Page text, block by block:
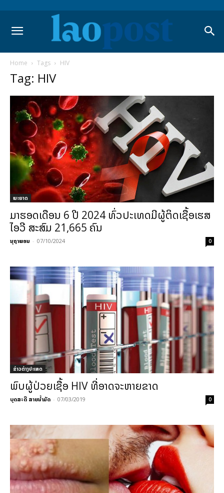
Home Tags HIV
Tag: HIV
ພະຍາດ
ມາຮອດເດືອນ 6 ປີ 2024 ທົ່ວປະເທດມີຜູ້ຕິດເຊື້ອເຮສ
ໄອວີ ສະສົມ 21,665 ຄົນ
ນຸຖາພອນ - 07/10/2024 0
ຂ່າວຕ່າງປະເທດ
ພົບຜູ້ປ່ວຍເຊື້ອ HIV ທີ່ອາດຈະຫາຍຂາດ
ບຸດສະດີ ສາຍນ້ຳມັດ - 07/03/2019 0